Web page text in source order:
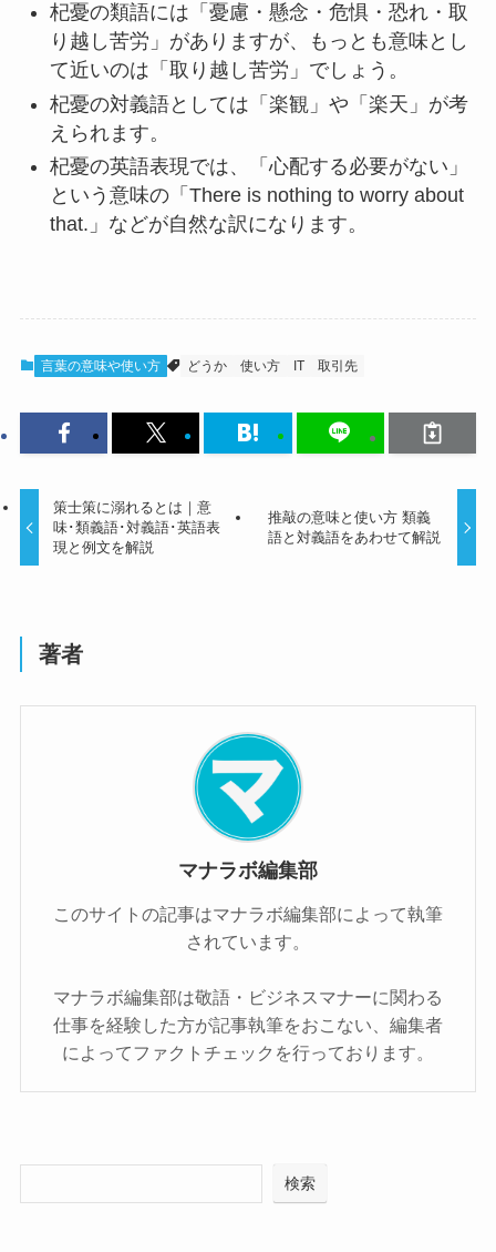
杞憂の類語には「憂慮・懸念・危惧・恐れ・取
り越し苦労」がありますが、もっとも意味とし
て近いのは「取り越し苦労」でしょう。
杞憂の対義語としては「楽観」や「楽天」が考
えられます。
杞憂の英語表現では、「心配する必要がない」
という意味の「There is nothing to worry about
that.」などが自然な訳になります。
言葉の意味や使い方 どうか 使い方 IT 取引先
策士策に溺れるとは｜意
味･類義語･対義語･英語表
現と例文を解説
推敲の意味と使い方 類義
語と対義語をあわせて解説
著者
マナラボ編集部
このサイトの記事はマナラボ編集部によって執筆
されています。
マナラボ編集部は敬語・ビジネスマナーに関わる
仕事を経験した方が記事執筆をおこない、編集者
によってファクトチェックを行っております。
検索